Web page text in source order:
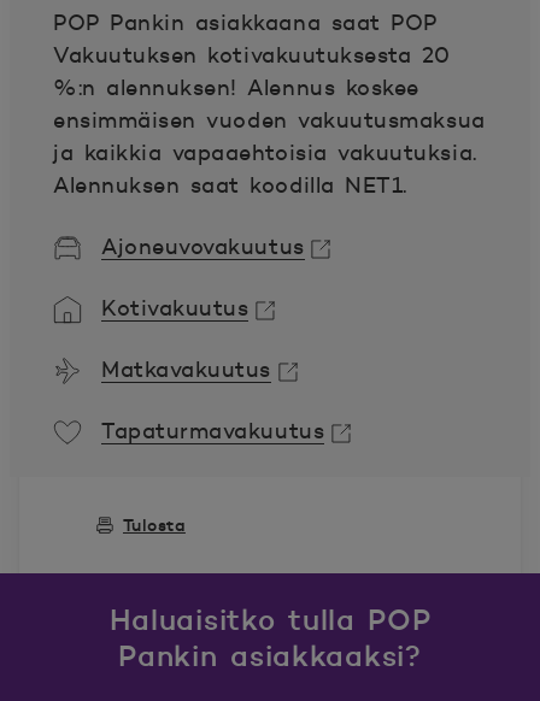
POP Pankin asiakkaana saat POP
Vakuutuksen kotivakuutuksesta 20
%:n alennuksen! Alennus koskee
ensimmäisen vuoden vakuutusmaksua
ja kaikkia vapaaehtoisia vakuutuksia.
Alennuksen saat koodilla NET1.
Ajoneuvovakuutus
Kotivakuutus
Matkavakuutus
Tapaturmavakuutus
Tulosta
Haluaisitko tulla POP
Pankin asiakkaaksi?